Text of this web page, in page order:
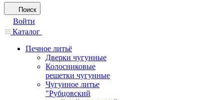
Поиск
Войти
Каталог
Печное литьё
Дверки чугунные
Колосниковые
решетки чугунные
Чугунное литье
"Рубцовский